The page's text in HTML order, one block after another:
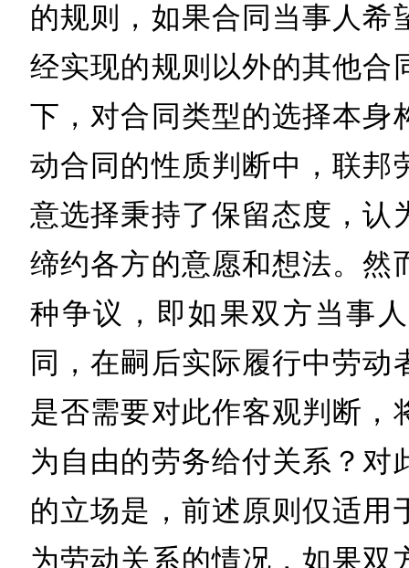
的规则，如果合同当事人希
经实现的规则以外的其他合
下，对合同类型的选择本身
动合同的性质判断中，联邦
意选择秉持了保留态度，认
缔约各方的意愿和想法。然
种争议，即如果双方当事
同，在嗣后实际履行中劳
是否需要对此作客观判断，
为自由的劳务给付关系？对
的立场是，前述原则仅适用
为劳动关系的情况，如果双